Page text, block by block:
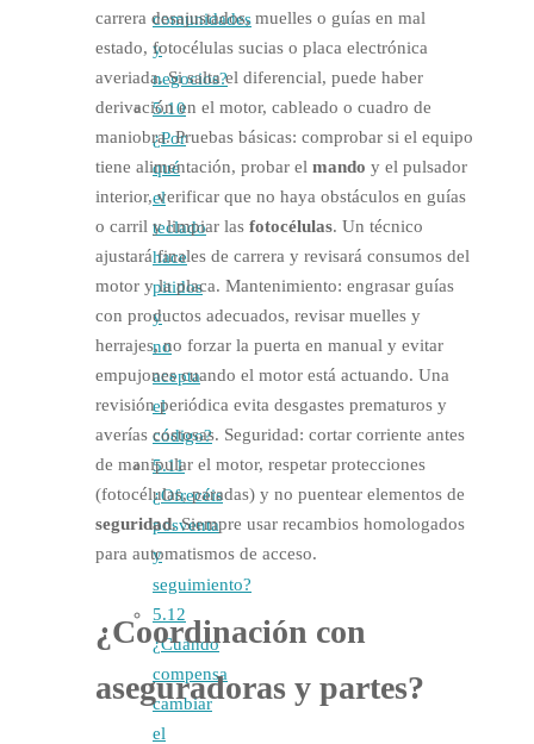
comunidades
y
negocios?
5.10
¿Por
qué
el
teclado
hace
pitidos
y
no
acepta
el
código?
5.11
¿Ofrecéis
posventa
y
seguimiento?
5.12
¿Cuándo
compensa
cambiar
el
carrera desajustados, muelles o guías en mal
estado, fotocélulas sucias o placa electrónica
averiada. Si salta el diferencial, puede haber
derivación en el motor, cableado o cuadro de
maniobra. Pruebas básicas: comprobar si el equipo
tiene alimentación, probar el mando y el pulsador
interior, verificar que no haya obstáculos en guías
o carril y limpiar las fotocélulas. Un técnico
ajustará finales de carrera y revisará consumos del
motor y la placa. Mantenimiento: engrasar guías
con productos adecuados, revisar muelles y
herrajes, no forzar la puerta en manual y evitar
empujones cuando el motor está actuando. Una
revisión periódica evita desgastes prematuros y
averías costosas. Seguridad: cortar corriente antes
de manipular el motor, respetar protecciones
(fotocélulas, paradas) y no puentear elementos de
seguridad. Siempre usar recambios homologados
para automatismos de acceso.
¿Coordinación con
aseguradoras y partes?